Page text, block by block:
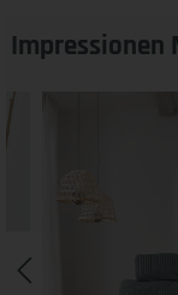
Impressionen